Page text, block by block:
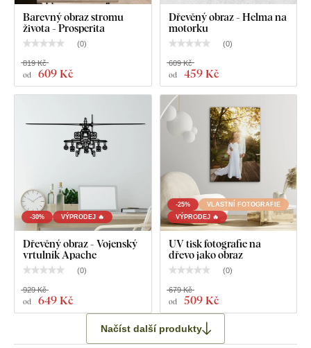
Barevný obraz stromu
života - Prosperita
(0)
od 609 Kč
819 Kč
Dřevěný obraz - Helma na
motorku
(0)
od 459 Kč
609 Kč
-30% VÝPRODEJ 🔥
Dřevěný obraz - Vojenský
vrtulník Apache
(0)
od 649 Kč
929 Kč
-25%
VLASTNÍ FOTOGRAFIE
VÝPRODEJ 🔥
UV tisk fotografie na
dřevo jako obraz
(0)
od 509 Kč
679 Kč
Načíst další produkty